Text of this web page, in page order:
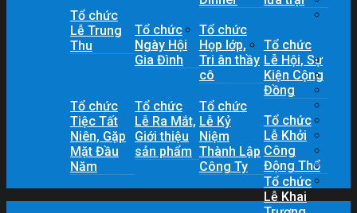
Tổ chức
Lễ Trung
Thu
Tổ chức
Ngày Hội
Gia Đình
Tổ chức
Họp lớp,
Tri ân thầy
cô
Tổ chức
Lễ Hội, Sự
Kiện Cộng
Đồng
Tổ chức
Tiệc Tất
Niên, Gặp
Mặt Đầu
Năm
Tổ chức
Lễ Ra Mắt,
Giới thiệu
sản phẩm
Tổ chức
Lễ Kỷ
Niệm
Thành Lập
Công Ty
Tổ chức
Lễ Khởi
Công
Động Thổ
Tổ chức
Lễ Khai